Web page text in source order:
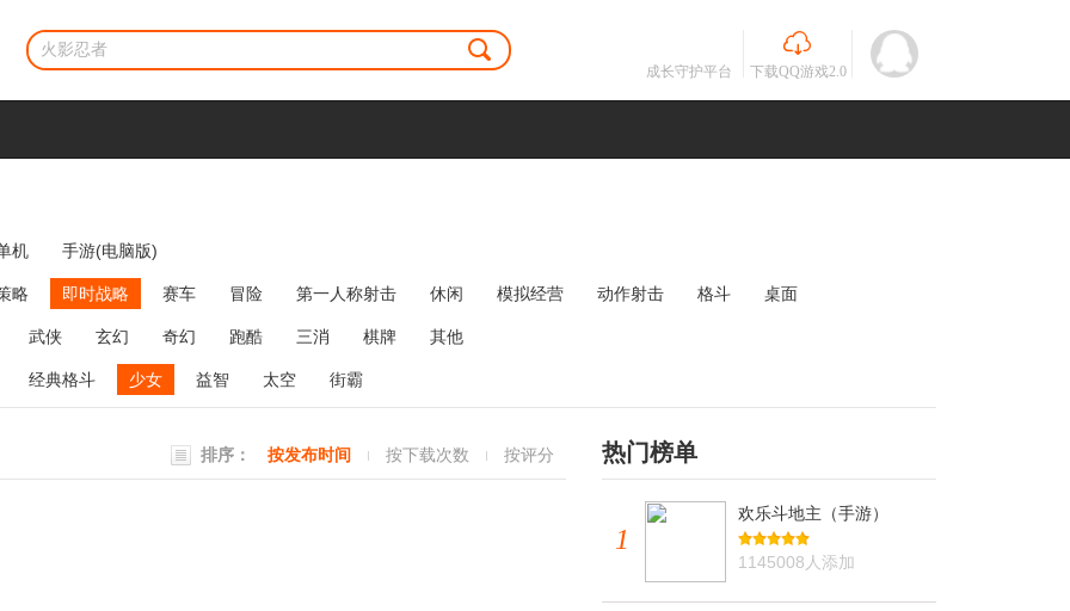
成长守护平台 下载QQ游戏2.0
机 手游(电脑版)
略 即时战略 赛车 冒险 第一人称射击 休闲 模拟经营 动作射击 格斗
桌面
牌类
麻将 网络游戏 弹幕射击 策略塔防
武侠 玄幻 奇幻 跑酷 三消 棋牌 其他
经典格斗 少女 益智 太空 街霸
排序： 按发布时间 按下载次数 按评分 热门榜单
1
欢乐斗地主（手游）
1145008人添加